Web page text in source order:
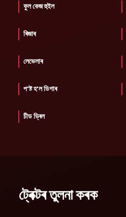
ফুল কেজ হুইল
ৰিজাৰ
লেভেলাৰ
প'ষ্ট হ'ল ডিগাৰ
চীড ড্ৰিল
ট্ৰেক্টৰ তুলনা কৰক